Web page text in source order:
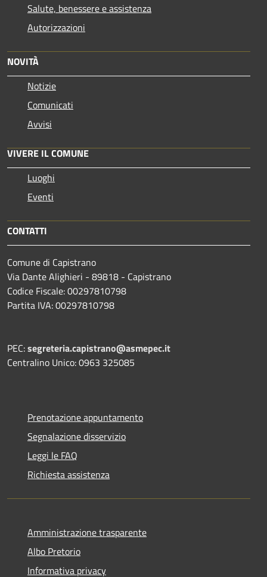
Salute, benessere e assistenza
Autorizzazioni
NOVITÀ
Notizie
Comunicati
Avvisi
VIVERE IL COMUNE
Luoghi
Eventi
CONTATTI
Comune di Capistrano
Via Dante Alighieri - 89818 - Capistrano
Codice Fiscale: 00297810798
Partita IVA: 00297810798
PEC:segreteria.capistrano@asmepec.it
Centralino Unico: 0963 325085
Prenotazione appuntamento
Segnalazione disservizio
Leggi le FAQ
Richiesta assistenza
Amministrazione trasparente
Albo Pretorio
Informativa privacy